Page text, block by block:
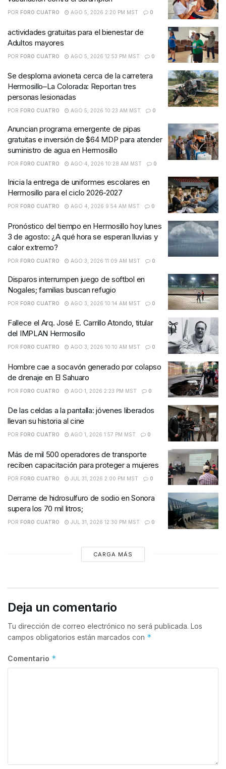
POR FORO CUATRO AGO 5, 2026 2:20 PM MST 0
actividades gratuitas para el bienestar de
Adultos mayores
POR FORO CUATRO AGO 5, 2026 12:53 PM MST 0
Se desploma avioneta cerca de la carretera
Hermosillo–La Colorada: Reportan tres
personas lesionadas
POR FORO CUATRO AGO 5, 2026 10:23 AM MST 0
Anuncian programa emergente de pipas
gratuitas e inversión de $64 MDP para atender
suministro de agua en Hermosillo
POR FORO CUATRO AGO 4, 2026 10:28 AM MST 0
Inicia la entrega de uniformes escolares en
Hermosillo para el ciclo 2026-2027
POR FORO CUATRO AGO 4, 2026 9:54 AM MST 0
Pronóstico del tiempo en Hermosillo hoy lunes
3 de agosto: ¿A qué hora se esperan lluvias y
calor extremo?
POR FORO CUATRO AGO 3, 2026 11:09 AM MST 0
Disparos interrumpen juego de softbol en
Nogales; familias buscan refugio
POR FORO CUATRO AGO 3, 2026 10:14 AM MST 0
Fallece el Arq. José E. Carrillo Atondo, titular
del IMPLAN Hermosillo
POR FORO CUATRO AGO 3, 2026 10:10 AM MST 0
Hombre cae a socavón generado por colapso
de drenaje en El Sahuaro
POR FORO CUATRO AGO 1, 2026 2:23 PM MST 0
De las celdas a la pantalla: jóvenes liberados
llevan su historia al cine
POR FORO CUATRO AGO 1, 2026 1:57 PM MST 0
Más de mil 500 operadores de transporte
reciben capacitación para proteger a mujeres
POR FORO CUATRO JUL 31, 2026 2:00 PM MST 0
Derrame de hidrosulfuro de sodio en Sonora
supera los 70 mil litros;
POR FORO CUATRO JUL 31, 2026 12:30 PM MST 0
CARGA MÁS
Deja un comentario
Tu dirección de correo electrónico no será publicada. Los
campos obligatorios están marcados con *
Comentario *